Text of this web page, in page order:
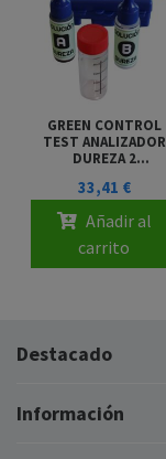
GREEN CONTROL
TEST ANALIZADOR
DUREZA 2
33,41 €
Añadir al
carrito
Destacado
Información